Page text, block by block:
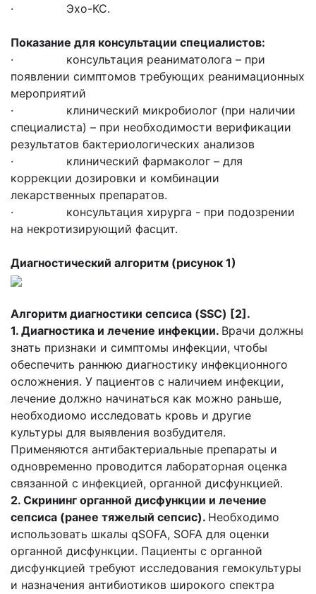
· Эхо-КС.
Показание для консультации специалистов:
· консультация реаниматолога – при
появлении симптомов требующих реанимационных
мероприятий
· клинический микробиолог (при наличии
специалиста) – при необходимости верификации
результатов бактериологических анализов
· клинический фармаколог – для
коррекции дозировки и комбинации
лекарственных препаратов.
· консультация хирурга - при подозрении
на некротизирующий фасцит.
Диагностический алгоритм (рисунок 1)
Алгоритм диагностики сепсиса (SSC) [2].
1. Диагностика и лечение инфекции. Врачи должны
знать признаки и симптомы инфекции, чтобы
обеспечить раннюю диагностику инфекционного
осложнения. У пациентов с наличием инфекции,
лечение должно начинаться как можно раньше,
необходиомо исследовать кровь и другие
культуры для выявления возбудителя.
Применяются антибактериальные препараты и
одновременно проводится лабораторная оценка
связанной с инфекцией, органной дисфункцией.
2. Скрининг органной дисфункции и лечение
сепсиса (ранее тяжелый сепсис). Необходимо
использовать шкалы qSOFA, SOFA для оценки
органной дисфункции. Пациенты с органной
дисфункцией требуют исследования гемокультуры
и назначения антибиотиков широкого спектра